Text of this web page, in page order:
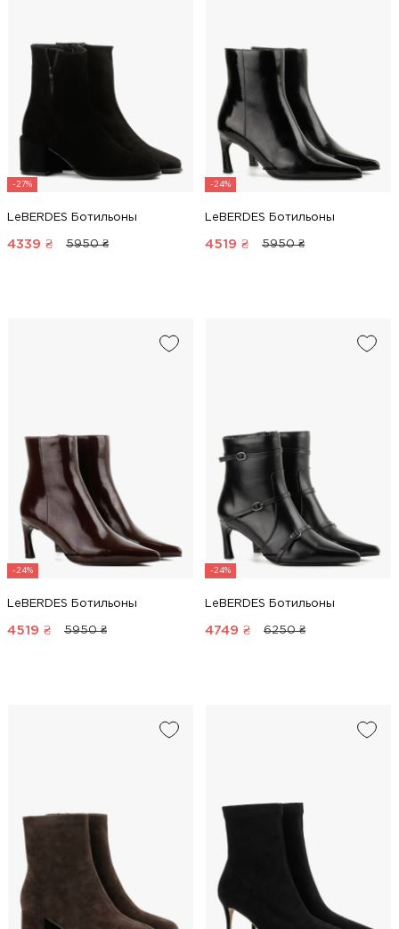
-27%
LeBERDES Ботильоны
4339 ₴ 5950 ₴
-24%
LeBERDES Ботильоны
4519 ₴ 5950 ₴
-24%
LeBERDES Ботильоны
4519 ₴ 5950 ₴
-24%
LeBERDES Ботильоны
4749 ₴ 6250 ₴